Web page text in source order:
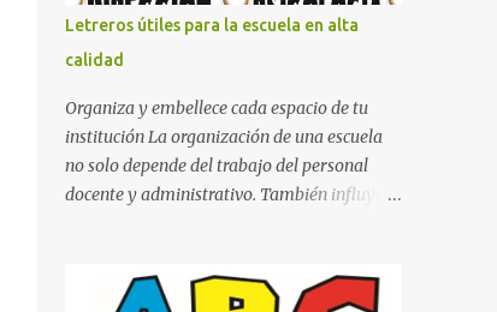
infantiles Cosas bonitas que se pueden hacer
con gomas de coche
Letreros útiles para la escuela en alta
calidad
Organiza y embellece cada espacio de tu
institución La organización de una escuela
no solo depende del trabajo del personal
docente y administrativo. También influye la
una función práctica al orientar a